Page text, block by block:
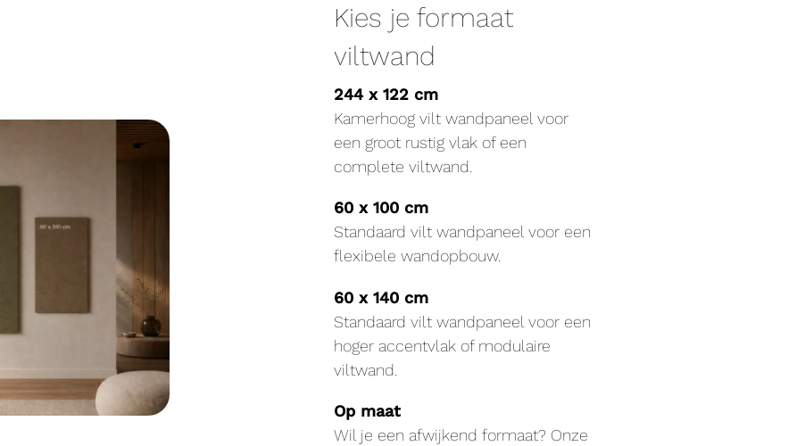
Kies je formaat
viltwand
244 x 122 cm
Kamerhoog vilt wandpaneel voor
een groot rustig vlak of een
complete viltwand.
60 x 100 cm
Standaard vilt wandpaneel voor een
flexibele wandopbouw.
60 x 140 cm
Standaard vilt wandpaneel voor een
hoger accentvlak of modulaire
viltwand.
Op maat
Wil je een afwijkend formaat? Onze